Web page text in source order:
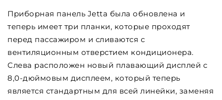
Приборная панель Jetta была обновлена ​​и
теперь имеет три планки, которые проходят
перед пассажиром и сливаются с
вентиляционным отверстием кондиционера.
Слева расположен новый плавающий дисплей с
8,0-дюймовым дисплеем, который теперь
является стандартным для всей линейки, заменяя